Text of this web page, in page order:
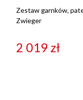
Zestaw garnków,
Zwieger
2 019 zł